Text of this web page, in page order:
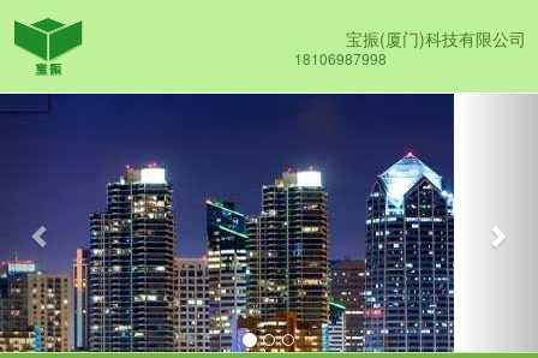
宝振(厦门)科技有限公司
18106987998
Previous